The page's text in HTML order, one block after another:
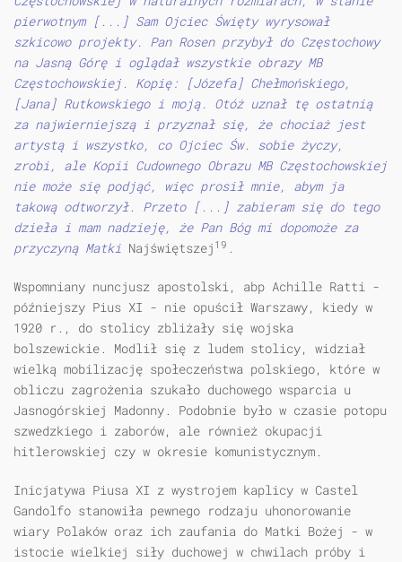
pierwotnym [...] Sam Ojciec Święty wyrysował
szkicowo projekty. Pan Rosen przybył do Częstochowy
na Jasną Górę i oglądał wszystkie obrazy MB
Częstochowskiej. Kopię: [Józefa] Chełmońskiego,
[Jana] Rutkowskiego i moją. Otóż uznał tę ostatnią
za najwierniejszą i przyznał się, że chociaż jest
artystą i wszystko, co Ojciec Św. sobie życzy,
zrobi, ale Kopii Cudownego Obrazu MB Częstochowskiej
nie może się podjąć, więc prosił mnie, abym ja
takową odtworzył. Przeto [...] zabieram się do tego
dzieła i mam nadzieję, że Pan Bóg mi dopomoże za
przyczyną Matki Najświętszej 19 .
Wspomniany nuncjusz apostolski, abp Achille Ratti -
późniejszy Pius XI - nie opuścił Warszawy, kiedy w
1920 r., do stolicy zbliżały się wojska
bolszewickie. Modlił się z ludem stolicy, widział
wielką mobilizację społeczeństwa polskiego, które w
obliczu zagrożenia szukało duchowego wsparcia u
Jasnogórskiej Madonny. Podobnie było w czasie potopu
szwedzkiego i zaborów, ale również okupacji
hitlerowskiej czy w okresie komunistycznym.
Inicjatywa Piusa XI z wystrojem kaplicy w Castel
Gandolfo stanowiła pewnego rodzaju uhonorowanie
wiary Polaków oraz ich zaufania do Matki Bożej - w
istocie wielkiej siły duchowej w chwilach próby i